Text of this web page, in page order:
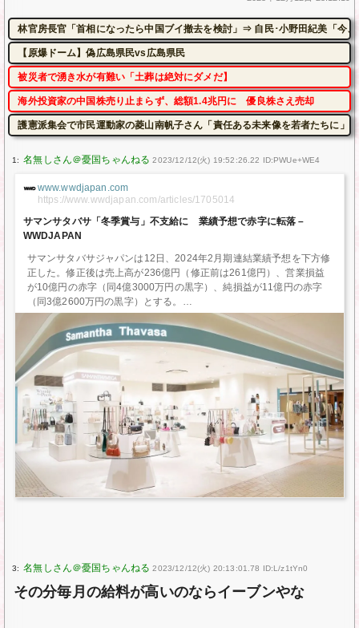
林官房長官「首相になったら中国ブイ撤去を検討」⇒ 自民･小野田紀美「今
【原爆ドーム】偽広島県民vs広島県民
被災者で湧き水が有難い「土葬は絶対にダメだ】
海外投資家の中国株売り止まらず、総額1.4兆円に 優良株さえ売却
護憲派集会で市民運動家の菱山南帆子さん「責任ある未来像を若者たちに
1: 2023/12/12(火) 19:52:26.22 ID:PWUe+WE4
www.wwdjapan.com
https://www.wwdjapan.com/articles/1705014
サマンサタバサ「冬季賞与」不支給に 業績予想で赤字に転落 –
WWDJAPAN
サマンサタバサジャパンは12日、2024年2月期連結業績予想を下方修
正した。修正後は売上高が236億円（修正前は261億円）、営業損益
が10億円の赤字（同4億3000万円の黒字）、純損益が11億円の赤字
（同3億2600万円の黒字）とする。
3: 2023/12/12(火) 20:13:01.78 ID:L/z1tYn0
その分毎月の給料が高いのならイーブンやな